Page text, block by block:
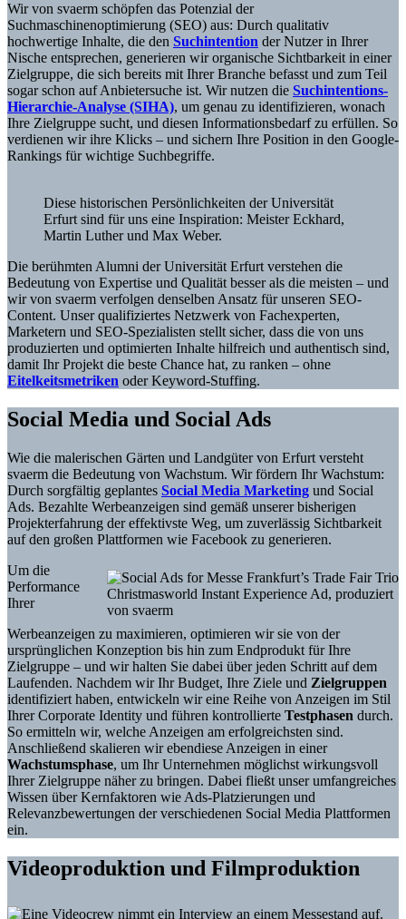
Wir von svaerm schöpfen das Potenzial der
Suchmaschinenoptimierung (SEO) aus: Durch qualitativ
hochwertige Inhalte, die den Suchintention der Nutzer in Ihrer
Nische entsprechen, generieren wir organische Sichtbarkeit in einer
Zielgruppe, die sich bereits mit Ihrer Branche befasst und zum Teil
sogar schon auf Anbietersuche ist. Wir nutzen die Suchintentions-
Hierarchie-Analyse (SIHA), um genau zu identifizieren, wonach
Ihre Zielgruppe sucht, und diesen Informationsbedarf zu erfüllen. So
verdienen wir ihre Klicks – und sichern Ihre Position in den Google-
Rankings für wichtige Suchbegriffe.
Diese historischen Persönlichkeiten der Universität
Erfurt sind für uns eine Inspiration: Meister Eckhard,
Martin Luther und Max Weber.
Die berühmten Alumni der Universität Erfurt verstehen die
Bedeutung von Expertise und Qualität besser als die meisten – und
wir von svaerm verfolgen denselben Ansatz für unseren SEO-
Content. Unser qualifiziertes Netzwerk von Fachexperten,
Marketern und SEO-Spezialisten stellt sicher, dass die von uns
produzierten und optimierten Inhalte hilfreich und authentisch sind,
damit Ihr Projekt die beste Chance hat, zu ranken – ohne
Eitelkeitsmetriken oder Keyword-Stuffing.
Social Media und Social Ads
Wie die malerischen Gärten und Landgüter von Erfurt versteht
svaerm die Bedeutung von Wachstum. Wir fördern Ihr Wachstum:
Durch sorgfältig geplantes Social Media Marketing und Social
Ads. Bezahlte Werbeanzeigen sind gemäß unserer bisherigen
Projekterfahrung der effektivste Weg, um zuverlässig Sichtbarkeit
auf den großen Plattformen wie Facebook zu generieren.
Christmasworld Instant Experience Ad, produziert
von svaerm
Um die
Performance
Ihrer
Werbeanzeigen zu maximieren, optimieren wir sie von der
ursprünglichen Konzeption bis hin zum Endprodukt für Ihre
Zielgruppe – und wir halten Sie dabei über jeden Schritt auf dem
Laufenden. Nachdem wir Ihr Budget, Ihre Ziele und Zielgruppen
identifiziert haben, entwickeln wir eine Reihe von Anzeigen im Stil
Ihrer Corporate Identity und führen kontrollierte Testphasen durch.
So ermitteln wir, welche Anzeigen am erfolgreichsten sind.
Anschließend skalieren wir ebendiese Anzeigen in einer
Wachstumsphase, um Ihr Unternehmen möglichst wirkungsvoll
Ihrer Zielgruppe näher zu bringen. Dabei fließt unser umfangreiches
Wissen über Kernfaktoren wie Ads-Platzierungen und
Relevanzbewertungen der verschiedenen Social Media Plattformen
ein.
Videoproduktion und Filmproduktion